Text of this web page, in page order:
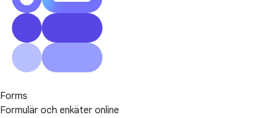
Forms
Formulär och enkäter online